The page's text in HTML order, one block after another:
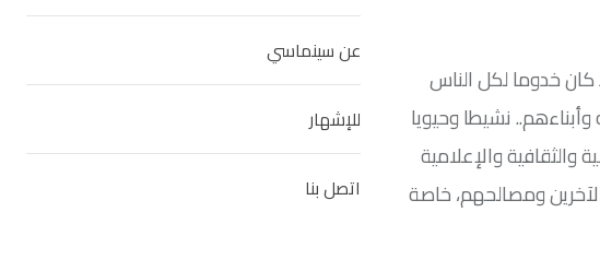
تفرقت في غيره.. فقد كان خدوما لكل الناس
نشيطا وحيويا
والإعلامية
ومصالحهم، خاصة
عن سينماسي
للإشهار
اتصل بنا